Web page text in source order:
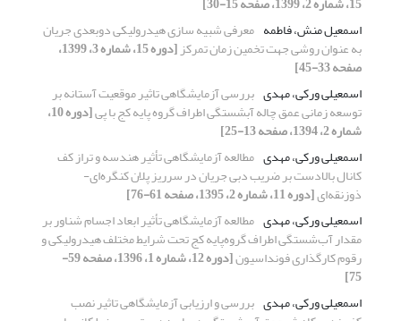
اسمعیل منش، فاطمه معرفی شبیه سازی هیدرولیکی دوبعدی جریان
به عنوان روشی جهت تخمین زمان تمرکز [دوره 15، شماره 3، 1399،
صفحه 33-45]
اسمعیلی ورکی، مهدی بررسی آزمایشگاهی تاثیر موقعیت آستانه بر
توسعه زمانی عمق چاله آبشستگی اطراف گروه پایه کج با پی [دوره 10،
شماره 2، 1394، صفحه 13-25]
اسمعیلی ورکی، مهدی مطالعه آزمایشگاهی تأثیر هندسه و تراز کف
کانال بالادست بر ضریب دبی جریان در سرریز پلان کنگره‌ای-
ذوزنقه‌ای[دوره 11، شماره 2، 1395، صفحه 61-76]
اسمعیلی ورکی، مهدی مطالعه آزمایشگاهی تأثیر ابعاد اجسام شناور بر
مقدار آب‌شستگی اطراف گروه‌پایه کج تحت شرایط مختلف هیدرولیکی و
رقوم کارگذاری فونداسیون [دوره 12، شماره 1، 1396، صفحه 59-
75]
اسمعیلی ورکی، مهدی بررسی و ارزیابی آزمایشگاهی تاثیر نصب